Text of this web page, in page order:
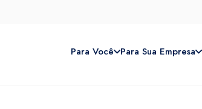
Para Você Para Sua Empresa